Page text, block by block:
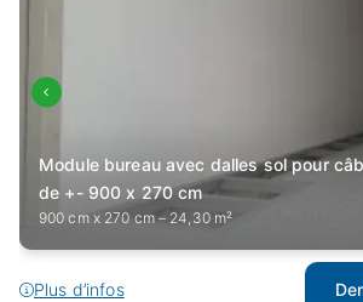
Module bureau avec dalles sol pour
de +- 900 x 270 cm
900 cm x 270 cm – 24,30 m²
Plus d’infos